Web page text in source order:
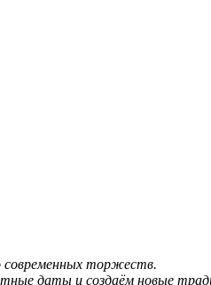
торжеств.
даты и создаём новые